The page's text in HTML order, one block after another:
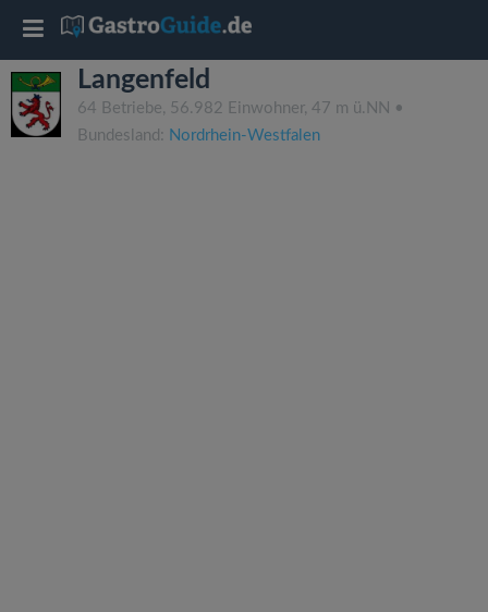
Langenfeld
64 Betriebe, 56.982 Einwohner, 47 m ü.NN •
Bundesland: Nordrhein-Westfalen
T
o
g